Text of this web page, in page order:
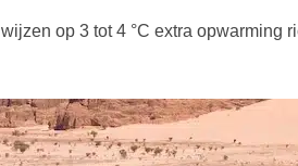
op 3 tot 4 °C extra opwarming